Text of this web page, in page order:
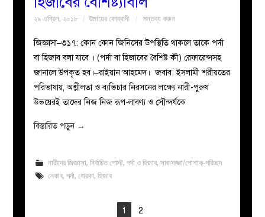
২৯ এপ্রিল, ২০১৮ উমায়ের কোব্বাদী মন্তব্য করুন
জিজ্ঞাসা–৩১৭: কোন কোন জিনিসের উপস্থিতি থাকলে তাকে পর্দা
বা হিজাব বলা যাবে । (পর্দা বা হিজাবের বৈশিষ্ট কী) রেফারেন্সসহ
জানালে উপকৃত হব।–রাইয়ান আহমেদ। জবাব: ইসলামী শরীয়তের
পরিভাষায়, অশ্লীলতা ও ব্যভিচার নিরসনের লক্ষ্যে নারী-পুরুষ
উভয়েরই তাদের নিজ নিজ রূপ-লাবণ্য ও সৌন্দর্যকে
বিস্তারিত পড়ুন →
নারীদের জিজ্ঞাসা, নির্বাচিত পোস্ট, পর্দা ও হিজাব, সাজসজ্জা/পোশাক-পরিচ্ছদ
নেকাব, পর্দা, বোরকা, হিজাব
1 2